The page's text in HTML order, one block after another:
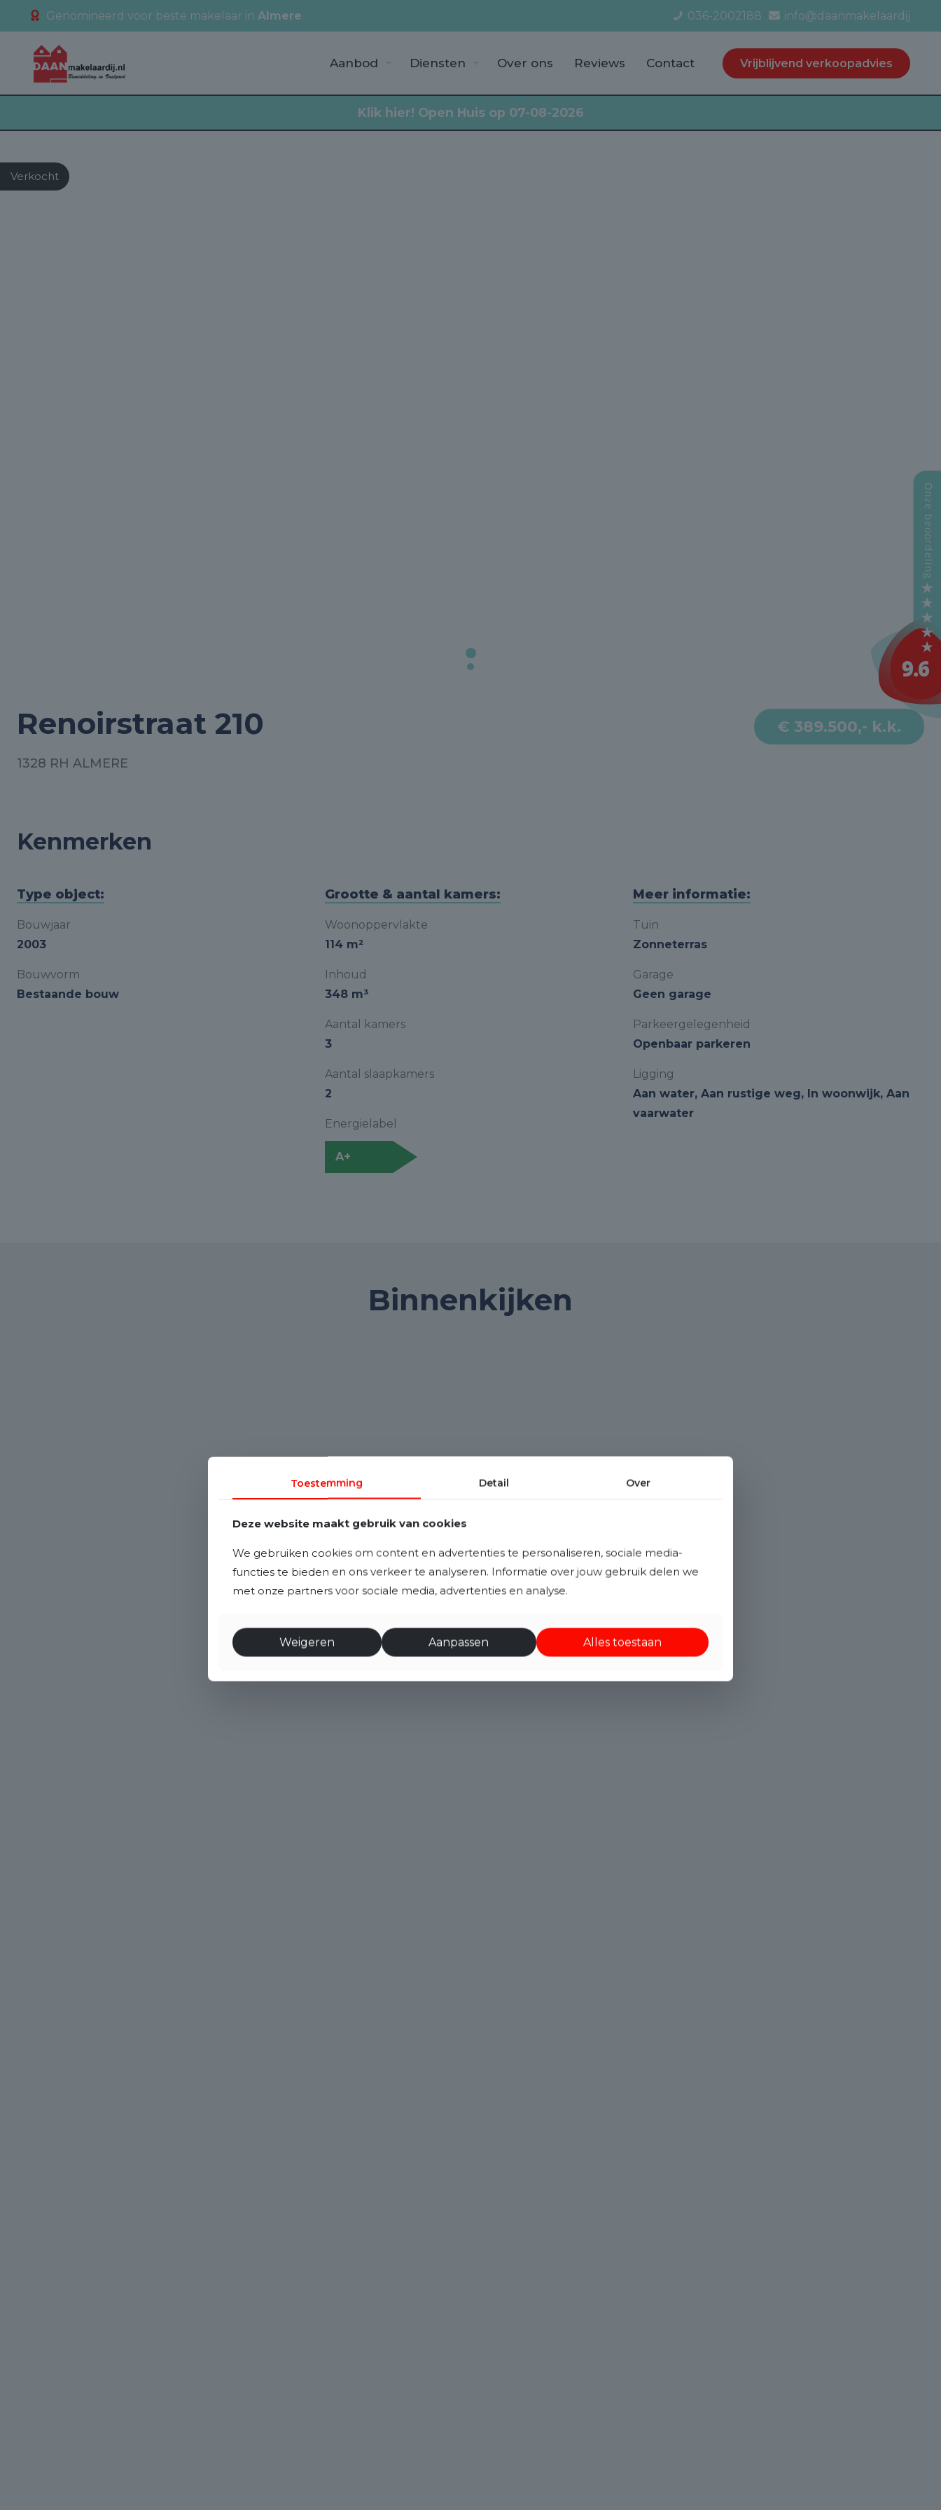
Genomineerd voor beste makelaar in Almere. 036-2002188 info@daanmakelaardij
Aanbod Diensten Over ons Reviews Contact Vrijblijvend verkoopadvies
Klik hier! Open Huis op 07-08-2026
Verkocht
Renoirstraat 210
1328 RH ALMERE
€ 389.500,- k.k.
Kenmerken
Type object:
Bouwjaar
2003
Bouwvorm
Bestaande bouw
Grootte & aantal kamers:
Woonoppervlakte
114 m²
Inhoud
348 m³
Aantal kamers
3
Aantal slaapkamers
2
Energielabel
A+
Meer informatie:
Tuin
Zonneterras
Garage
Geen garage
Parkeergelegenheid
Openbaar parkeren
Ligging
Aan water, Aan rustige weg, In woonwijk, Aan
vaarwater
Binnenkijken
Toestemming Detail Over
Deze website maakt gebruik van cookies
We gebruiken cookies om content en advertenties te personaliseren, sociale media-
functies te bieden en ons verkeer te analyseren. Informatie over jouw gebruik delen we
met onze partners voor sociale media, advertenties en analyse.
Weigeren Aanpassen Alles toestaan